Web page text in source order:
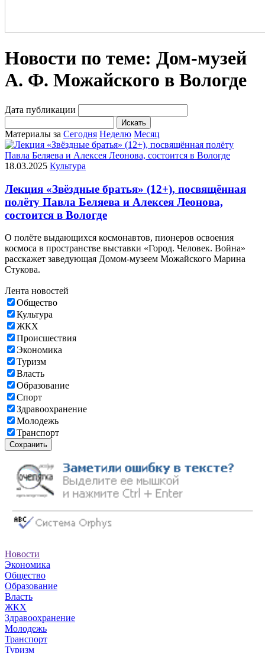
Новости по теме: Дом-музей
А. Ф. Можайского в Вологде
Дата публикации
Искать
Материалы за Сегодня Неделю Месяц
18.03.2025 Культура
Лекция «Звёздные братья» (12+), посвящённая
полёту Павла Беляева и Алексея Леонова,
состоится в Вологде
О полёте выдающихся космонавтов, пионеров освоения
космоса в пространстве выставки «Город. Человек. Война»
расскажет заведующая Домом-музеем Можайского Марина
Стукова.
Лента новостей
Общество
Культура
ЖКХ
Происшествия
Экономика
Туризм
Власть
Образование
Спорт
Здравоохранение
Молодежь
Транспорт
Сохранить
Новости
Экономика
Общество
Образование
Власть
ЖКХ
Здравоохранение
Молодежь
Транспорт
Туризм